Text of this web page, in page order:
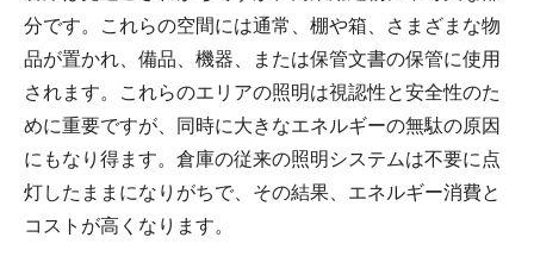
分です。これらの空間には通常、棚や箱、さまざまな物
品が置かれ、備品、機器、または保管文書の保管に使用
されます。これらのエリアの照明は視認性と安全性のた
めに重要ですが、同時に大きなエネルギーの無駄の原因
にもなり得ます。倉庫の従来の照明システムは不要に点
灯したままになりがちで、その結果、エネルギー消費と
コストが高くなります。